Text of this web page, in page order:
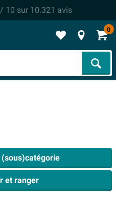
/ 10 sur 10.321 avis
0
et ranger